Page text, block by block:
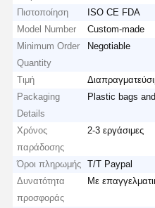
Πιστοποίηση
ISO CE FDA
Model Number
Custom-made
Minimum Order
Quantity
Negotiable
Τιμή
Packaging
Details
Plastic bags
Χρόνος
παράδοσης
2-3 εργάσιμες
Όροι πληρωμής
T/T Paypal
Δυνατότητα
προσφοράς
Με